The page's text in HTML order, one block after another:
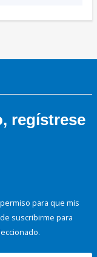
regístrese
para que mis
suscribirme para